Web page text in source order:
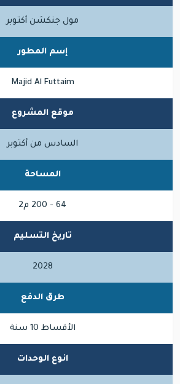
مول جنكشن أكتوبر
إسم المطور
Majid Al Futtaim
موقع المشروع
السادس من أكتوبر
المساحة
64 - 200 م2
تاريخ التسليم
2028
طرق الدفع
الأقساط 10 سنة
انوع الوحدات